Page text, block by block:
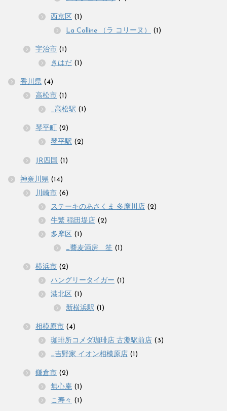
西京区 (1)
La Colline （ラ コリーヌ）
(1)
宇治市 (1)
きはだ (1)
香川県 (4)
高松市 (1)
_高松駅 (1)
琴平町 (2)
琴平駅 (2)
JR四国 (1)
神奈川県 (14)
川崎市 (6)
ステーキのあさくま 多摩川店 (2)
牛繁 稲田堤店 (2)
多摩区 (1)
_蕎麦酒房 笙 (1)
横浜市 (2)
ハングリータイガー (1)
港北区 (1)
新横浜駅 (1)
相模原市 (4)
珈琲所コメダ珈琲店 古淵駅前店 (3)
_吉野家 イオン相模原店 (1)
鎌倉市 (2)
無心庵 (1)
こ寿々 (1)